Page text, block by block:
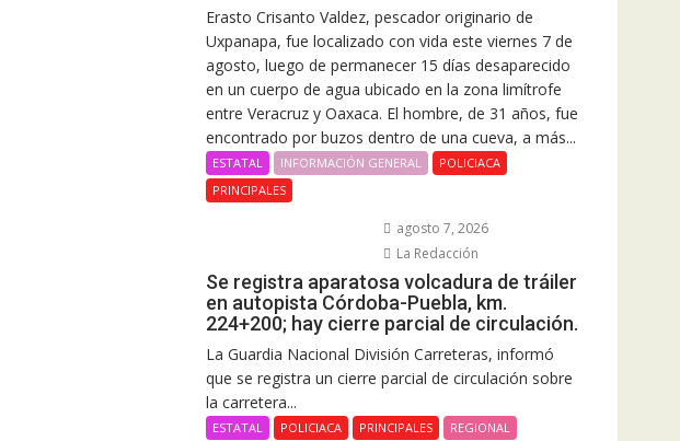
Erasto Crisanto Valdez, pescador originario de
Uxpanapa, fue localizado con vida este viernes 7 de
agosto, luego de permanecer 15 días desaparecido
en un cuerpo de agua ubicado en la zona limítrofe
entre Veracruz y Oaxaca. El hombre, de 31 años, fue
encontrado por buzos dentro de una cueva, a más...
ESTATAL INFORMACIÓN GENERAL
POLICIACA
PRINCIPALES
agosto 7, 2026
La Redacción
Se registra aparatosa volcadura de tráiler
en autopista Córdoba-Puebla, km.
224+200; hay cierre parcial de circulación.
La Guardia Nacional División Carreteras, informó
que se registra un cierre parcial de circulación sobre
la carretera...
ESTATAL POLICIACA PRINCIPALES REGIONAL